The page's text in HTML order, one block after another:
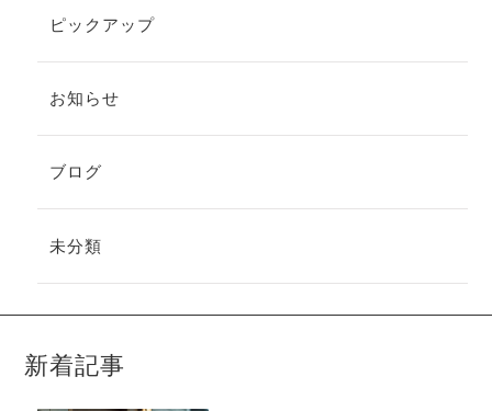
ピックアップ
お知らせ
ブログ
未分類
新着記事